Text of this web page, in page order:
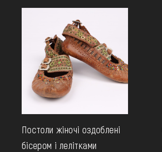
Постоли жіночі оздоблені
бісером і лелітками